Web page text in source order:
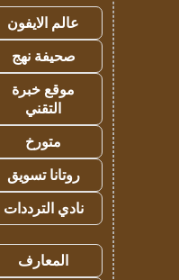
عالم الايفون
صحيفة نهج
موقع خبرة
التقني
متورخ
روتانا تسويق
نادي الترددات
المعارف